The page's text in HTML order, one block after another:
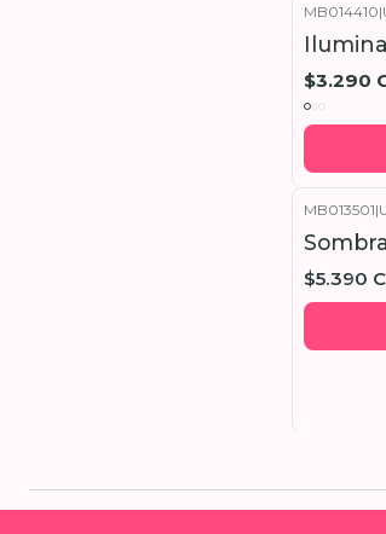
MB014410|
$3.290
MB013501|
$5.390